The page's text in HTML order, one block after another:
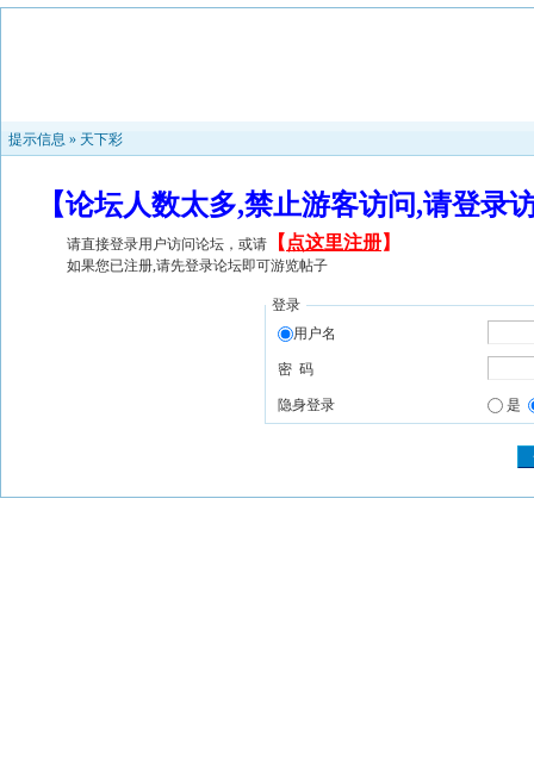
提示信息 » 天下彩
【论坛人数太多,禁止游客访问,请登
请直接登录用户访问论坛，或请 【 点这里注册】
如果您已注册,请先登录论坛即可游览帖子
登录
用户名
密 码
隐身登录 是